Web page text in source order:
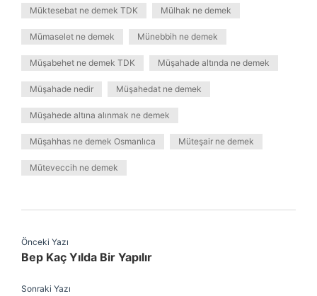
Müktesebat ne demek TDK Mülhak ne demek
Mümaselet ne demek Münebbih ne demek
Müşabehet ne demek TDK Müşahade altında ne demek
Müşahade nedir Müşahedat ne demek
Müşahede altına alınmak ne demek
Müşahhas ne demek Osmanlıca Müteşair ne demek
Müteveccih ne demek
Önceki Yazı
Bep Kaç Yılda Bir Yapılır
Sonraki Yazı